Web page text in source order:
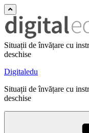
Situații de învățare cu
deschise
Digitaledu
Situații de învățare cu
deschise